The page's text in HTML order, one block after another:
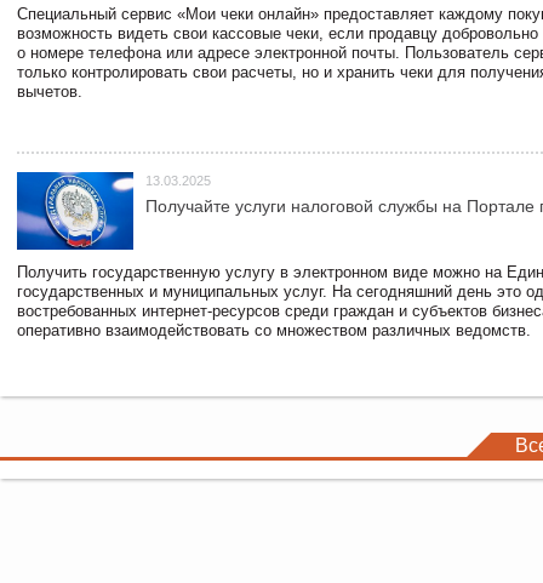
Специальный сервис «Мои чеки онлайн» предоставляет каждому
возможность видеть свои кассовые чеки, если продавцу
о номере телефона или адресе электронной почты. Пользователь
только контролировать свои расчеты, но и хранить чеки для
вычетов.
13.03.2025
Получайте услуги налоговой службы на Портале
Получить государственную услугу в электронном виде можно на
государственных и муниципальных услуг. На сегодняшний день это
востребованных интернет-ресурсов среди граждан и субъектов
оперативно взаимодействовать со множеством различных ведомств.